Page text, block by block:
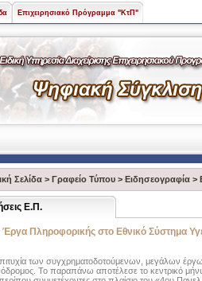
Επιχειρησιακό Πρόγραμμα "ΚτΠ"
Σελίδα > Γραφείο Τύπου > Ειδησεογραφία >
Ε.Π.
Έργα Πληροφορικής στο Εθνικό Σύστημα
των συγχρηματοδοτούμενων, μεγάλων
Το παραπάνω αποτέλεσε το κεντρικό